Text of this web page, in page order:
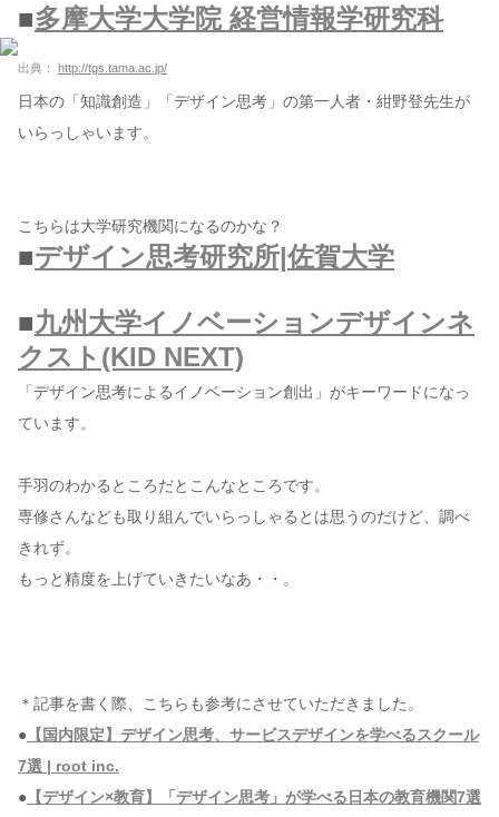
■多摩大学大学院 経営情報学研究科
出典： http://tgs.tama.ac.jp/
日本の「知識創造」「デザイン思考」の第一人者・紺野登先生が
いらっしゃいます。
こちらは大学研究機関になるのかな？
■デザイン思考研究所|佐賀大学
■九州大学イノベーションデザインネ
クスト(KID NEXT)
「デザイン思考によるイノベーション創出」がキーワードになっ
ています。
手羽のわかるところだとこんなところです。
専修さんなども取り組んでいらっしゃるとは思うのだけど、調べ
きれず。
もっと精度を上げていきたいなあ・・。
＊記事を書く際、こちらも参考にさせていただきました。
● 【国内限定】デザイン思考、サービスデザインを学べるスクール
7選 | root inc.
● 【デザイン×教育】「デザイン思考」が学べる日本の教育機関7選